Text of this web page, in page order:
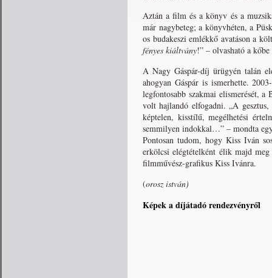
Aztán a film és a könyv és a
már nagybeteg; a könyvhéten, a
os budakeszi emlékkő avatáson a
fényes kiáltvány!” – olvasható a
A Nagy Gáspár-díj ürügyén talán
ahogyan Gáspár is ismerhette.
legfontosabb szakmai elismerését,
volt hajlandó elfogadni. „A
képtelen, kisstílű, megélhetési
semmilyen indokkal…” – mondta
Pontosan tudom, hogy Kiss Iván
erkölcsi elégtételként élik majd
filmművész-grafikus Kiss Ivánra.
(orosz istván)
Képek a díjátadó rendezvényről